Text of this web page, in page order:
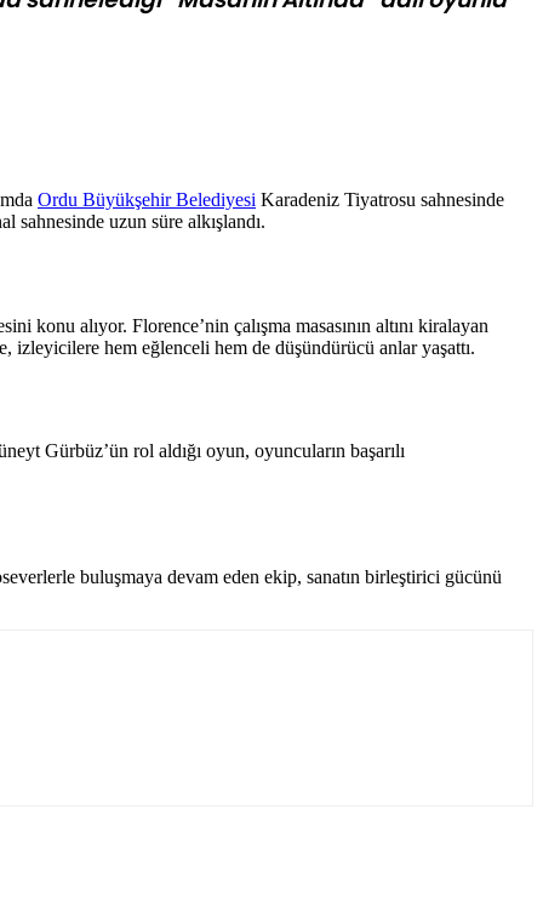
Ordu Büyükşehir Belediyesi Karadeniz Tiyatrosu sahnesinde
sahnesinde uzun süre alkışlandı.
konu alıyor. Florence’nin çalışma masasının altını kiralayan
hem eğlenceli hem de düşündürücü anlar yaşattı.
Gürbüz’ün rol aldığı oyun, oyuncuların başarılı
buluşmaya devam eden ekip, sanatın birleştirici gücünü